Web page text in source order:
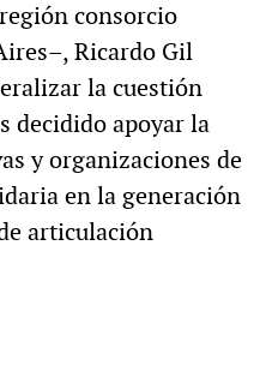
consorcio
Ricardo Gil
la cuestión
decidido apoyar la
y organizaciones de
en la generación
articulación